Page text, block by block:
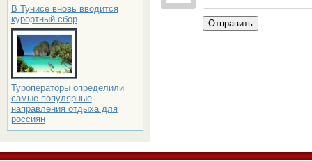
В Тунисе вновь вводится
курортный сбор
Туроператоры определили
самые популярные
направления отдыха для
россиян
Отправить